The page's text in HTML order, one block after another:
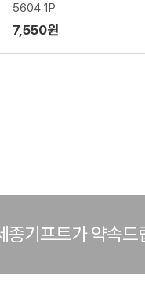
5604 1P
7,550원
종기프트가 약속드